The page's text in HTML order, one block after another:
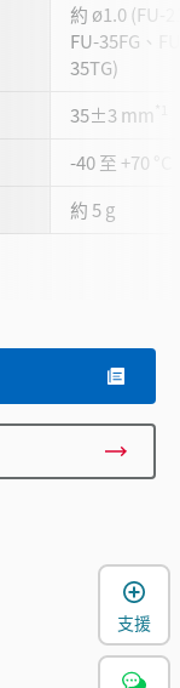
約 ø1.0 (FU-
FU-35FG、
35TG)
35±3 mm
-40 至 +70 °C
約 5 g
支援